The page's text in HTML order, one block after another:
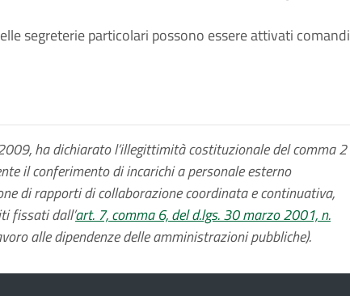
segreterie particolari possono essere attivati comandi
ha dichiarato l’illegittimità costituzionale del comma 2
il conferimento di incarichi a personale esterno
di rapporti di collaborazione coordinata e continuativa,
fissati dall’art. 7, comma 6, del d.lgs. 30 marzo 2001, n.
alle dipendenze delle amministrazioni pubbliche).